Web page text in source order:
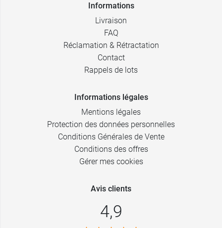
Informations
Livraison
FAQ
Réclamation & Rétractation
Contact
Rappels de lots
Informations légales
Mentions légales
Protection des données personnelles
Conditions Générales de Vente
Conditions des offres
Gérer mes cookies
Avis clients
4,9